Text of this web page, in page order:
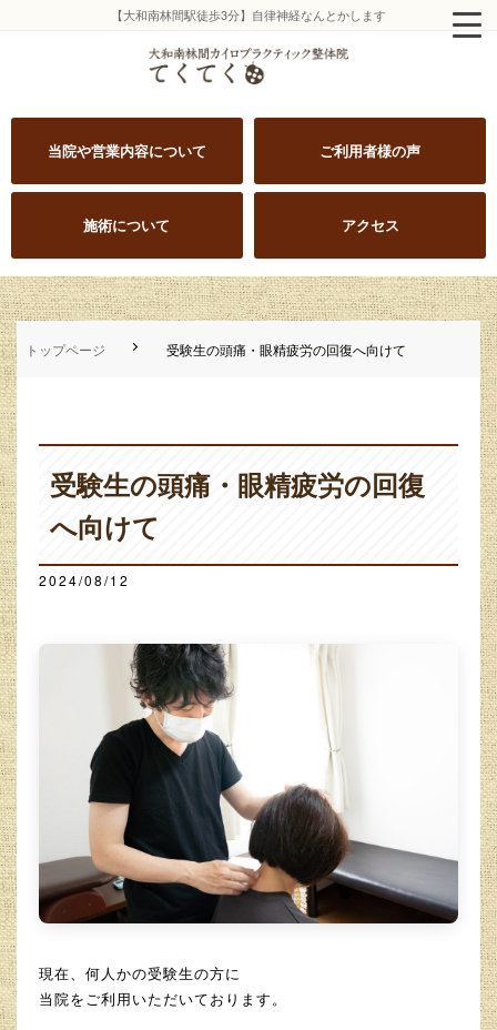
【大和南林間駅徒歩3分】自律神経なんとかします
当院や営業内容について ご利用者様の声
施術について アクセス
トップページ 受験生の頭痛・眼精疲労の回復へ向けて
受験生の頭痛・眼精疲労の回復
へ向けて
2024/08/12
現在、何人かの受験生の方に
当院をご利用いただいております。